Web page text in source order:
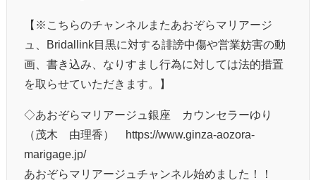
【※こちらのチャンネルまたあおぞらマリアージ
ュ、Bridallink目黒に対する誹謗中傷や営業妨害の動
画、書き込み、なりすまし行為に対しては法的措置
を取らせていただきます。】
◇あおぞらマリアージュ銀座 カウンセラーゆり
（茂木 由理香） https://www.ginza-aozora-
marigage.jp/
あおぞらマリアージュチャンネル始めました！！